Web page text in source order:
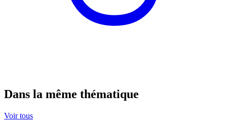
Dans la même thématique
Voir tous